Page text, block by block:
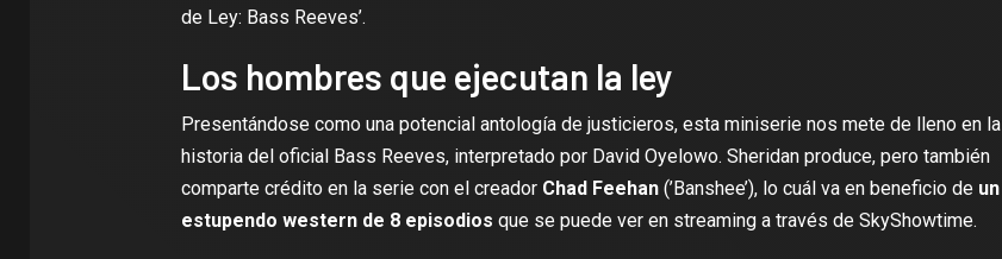
de Ley: Bass Reeves’.
Los hombres que ejecutan la ley
Presentándose como una potencial antología de justicieros, esta miniserie nos mete de lleno en la
historia del oficial Bass Reeves, interpretado por David Oyelowo. Sheridan produce, pero también
comparte crédito en la serie con el creador Chad Feehan(’Banshee’), lo cuál va en beneficio de un
estupendo western de 8 episodios que se puede ver en streaming a través de SkyShowtime.